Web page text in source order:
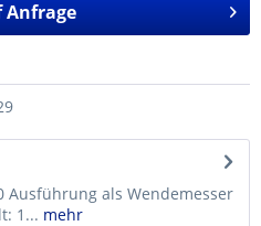
Anfrage
Ausführung als Wendemesser
1... mehr